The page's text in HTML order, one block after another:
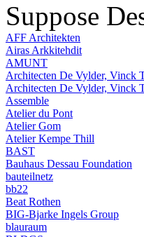
Suppose
AFF Architekten
Airas Arkkitehdit
AMUNT
Architecten De Vylder, Vinck
Architecten De Vylder, Vinck
Assemble
Atelier du Pont
Atelier Gom
Atelier Kempe Thill
BAST
Bauhaus Dessau Foundation
bauteilnetz
bb22
Beat Rothen
BIG-Bjarke Ingels Group
blauraum